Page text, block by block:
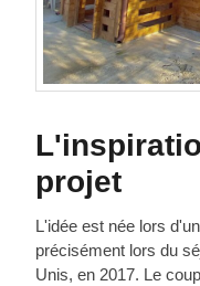
projet
L'idée est née lors
précisément lors du
Unis, en 2017. Le